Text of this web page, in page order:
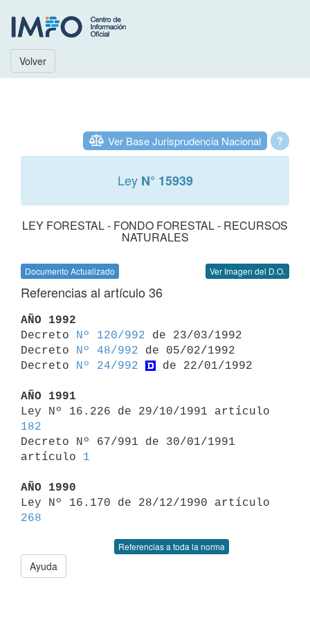
Volver
?
Ver Base Jurisprudencia Nacional
Ley N° 15939
LEY FORESTAL - FONDO FORESTAL - RECURSOS
NATURALES
Documento Actualizado Ver Imagen del D.O.
Referencias al artículo 36
AÑO 1992
Decreto
Nº 120/992 de 23/03/1992
Decreto
Nº 48/992 de 05/02/1992
Decreto
Nº 24/992 de 22/01/1992
AÑO 1991
182
Decreto Nº 67/991 de 30/01/1991
artículo 1
AÑO 1990
268
Referencias a toda la norma
Ayuda